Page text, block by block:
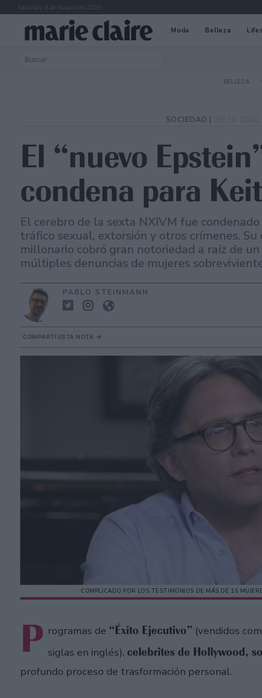
Saturday 8 de August de 2026
Moda Belleza
BELLEZA
SOCIEDAD |
El “nuevo
condena para
El cerebro de la sexta NXIVM fue
tráfico sexual, extorsión y otros crímenes.
millonario cobró gran notoriedad a raíz de
múltiples denuncias de mujeres
PABLO STEINMANN
COMPARTÍ ESTA NOTA
COMPLICADO POR LOS TESTIMONIOS DE MÁS DE 15
P rogramas de “Éxito Ejecutivo” (vendidos
siglas en inglés), celebrites de Hollywood,
profundo proceso de trasformación personal.